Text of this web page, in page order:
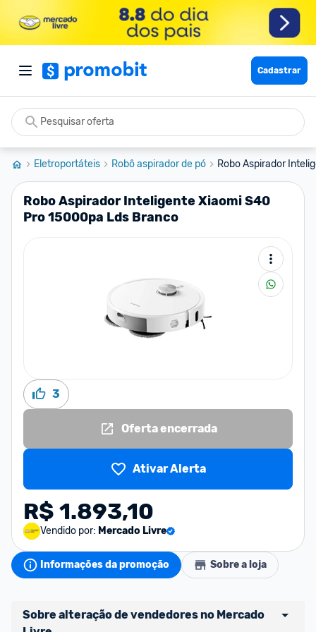
Cadastrar
Eletroportáteis Robô aspirador de pó Robo Aspirador
Robo Aspirador Inteligente Xiaomi S40
Pro 15000pa Lds Branco
3
Oferta encerrada
Ativar Alerta
R$ 1.893,10
Vendido por: Mercado Livre
Informações da promoção Sobre a loja
Sobre alteração de vendedores no Mercado